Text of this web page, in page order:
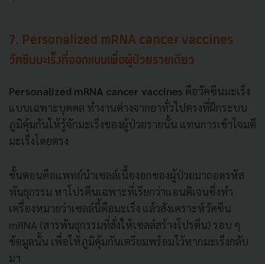
7. Personalized mRNA cancer vaccines
วัคซีนมะเร็งที่ออกแบบเพื่อผู้ป่วยรายเดียว
Personalized mRNA cancer vaccines คือวัคซีนมะเร็ง
แบบเฉพาะบุคคล ทำงานต่างจากยาทั่วไปตรงที่ฝึกระบบ
ภูมิคุ้มกันให้รู้จักมะเร็งของผู้ป่วยรายนั้น แทนการเข้าโจมตี
มะเร็งโดยตรง
ขั้นตอนคือแพทย์นำเซลล์เนื้องอกของผู้ป่วยมาถอดรหัส
พันธุกรรม หาโปรตีนเฉพาะที่เรียกว่าแอนติเจนซึ่งทำ
เครื่องหมายว่าเซลล์นี้คือมะเร็ง แล้วสังเคราะห์วัคซีน
mRNA (สารพันธุกรรมที่สั่งให้เซลล์สร้างโปรตีน) รอบ ๆ
ข้อมูลนั้น เพื่อให้ภูมิคุ้มกันเตรียมพร้อมไว้หากมะเร็งกลับ
มา